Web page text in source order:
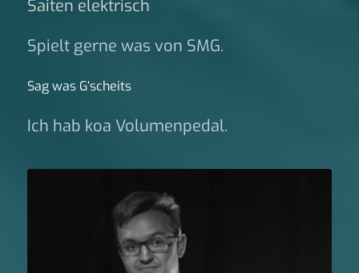
Saiten elektrisch
Spielt gerne was von SMG.
Sag was G‘scheits
Ich hab koa Volumenpedal.